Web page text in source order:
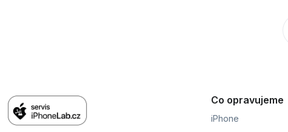
Co opravujeme
iPhone